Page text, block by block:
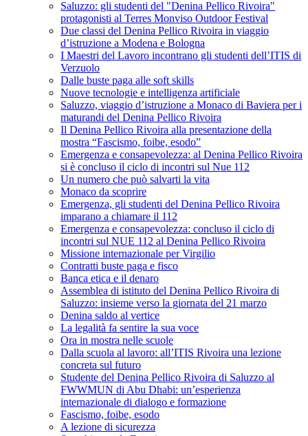
Saluzzo: gli studenti del "Denina Pellico Rivoira"
protagonisti al Terres Monviso Outdoor Festival
Due classi del Denina Pellico Rivoira in viaggio
d’istruzione a Modena e Bologna
I Maestri del Lavoro incontrano gli studenti dell’ITIS di
Verzuolo
Dalle buste paga alle soft skills
Nuove tecnologie e intelligenza artificiale
Saluzzo, viaggio d’istruzione a Monaco di Baviera per i
maturandi del Denina Pellico Rivoira
Il Denina Pellico Rivoira alla presentazione della
mostra “Fascismo, foibe, esodo”
Emergenza e consapevolezza: al Denina Pellico Rivoira
si è concluso il ciclo di incontri sul Nue 112
Un numero che può salvarti la vita
Monaco da scoprire
Emergenza, gli studenti del Denina Pellico Rivoira
imparano a chiamare il 112
Emergenza e consapevolezza: concluso il ciclo di
incontri sul NUE 112 al Denina Pellico Rivoira
Missione internazionale per Virgilio
Contratti buste paga e fisco
Banca etica e il denaro
Assemblea di istituto del Denina Pellico Rivoira di
Saluzzo: insieme verso la giornata del 21 marzo
Denina saldo al vertice
La legalità fa sentire la sua voce
Ora in mostra nelle scuole
Dalla scuola al lavoro: all’ITIS Rivoira una lezione
concreta sul futuro
Studente del Denina Pellico Rivoira di Saluzzo al
FWWMUN di Abu Dhabi: un’esperienza
internazionale di dialogo e formazione
Fascismo, foibe, esodo
A lezione di sicurezza